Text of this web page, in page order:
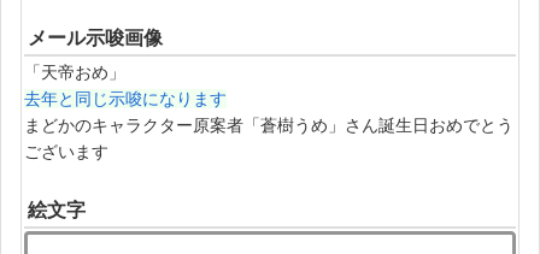
メール示唆画像
「天帝おめ」
去年と同じ示唆になります
まどかのキャラクター原案者「蒼樹うめ」さん誕生日おめでとう
ございます
絵文字